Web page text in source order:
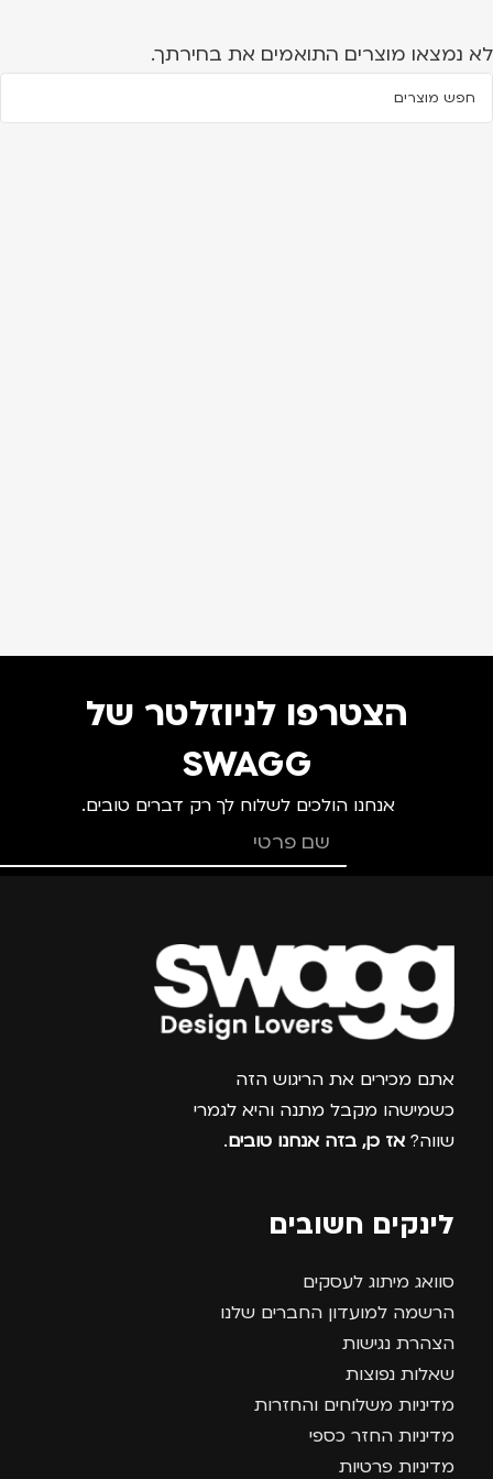
לא נמצאו מוצרים התואמים את בחירתך.
הצטרפו לניוזלטר של
SWAGG
אנחנו הולכים לשלוח לך רק דברים טובים.
צרפו אותי למועדון
אתם מכירים את הריגוש הזה
כשמישהו מקבל מתנה והיא לגמרי
שווה? אז כן, בזה אנחנו טובים.
לינקים חשובים
סוואג מיתוג לעסקים
הרשמה למועדון החברים שלנו
הצהרת נגישות
שאלות נפוצות
מדיניות משלוחים והחזרות
מדיניות החזר כספי
מדיניות פרטיות